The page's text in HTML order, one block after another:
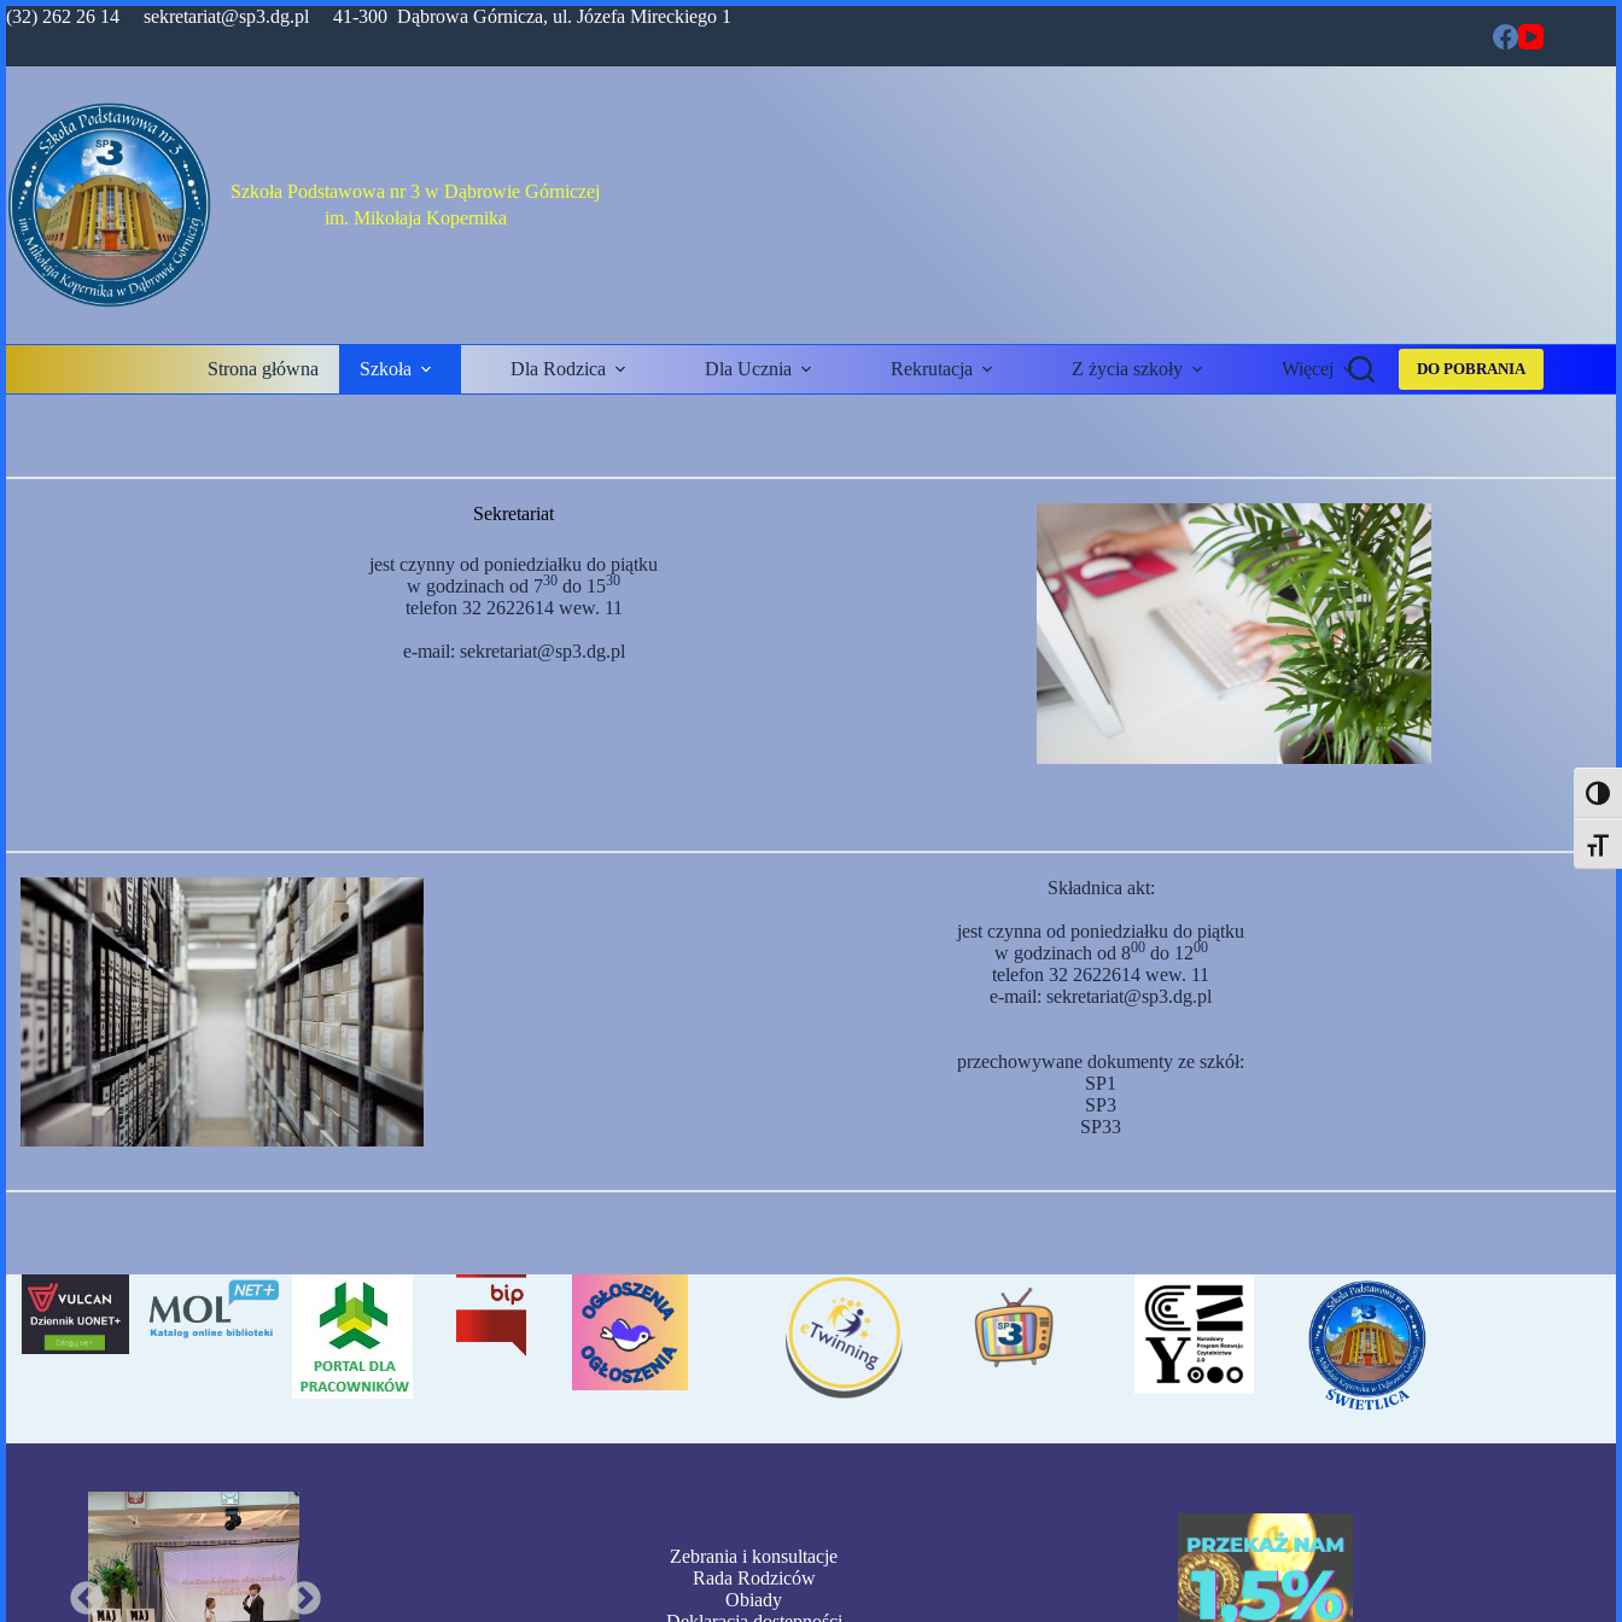
Przejdź
(32) 262 26 14 sekretariat@sp3.dg.pl 41-300 Dąbrowa Górnicza, ul. Józefa Mireckiego 1
Szkoła Podstawowa nr 3 w Dąbrowie Górniczej
im. Mikołaja Kopernika
Strona główna Szkoła Dla Rodzica Dla Ucznia Rekrutacja Z życia szkoły Więcej DO POBRANIA
Sekretariat
jest czynny od poniedziałku do piątku
w godzinach od 730 do 1530
telefon 32 2622614 wew. 11
e-mail: sekretariat@sp3.dg.pl
Składnica akt:
jest czynna od poniedziałku do piątku
w godzinach od 800do 1200
telefon 32 2622614 wew. 11
e-mail: sekretariat@sp3.dg.pl
przechowywane dokumenty ze szkół:
SP1
SP3
SP33
Zebrania i konsultacje
Rada Rodziców
Obiady